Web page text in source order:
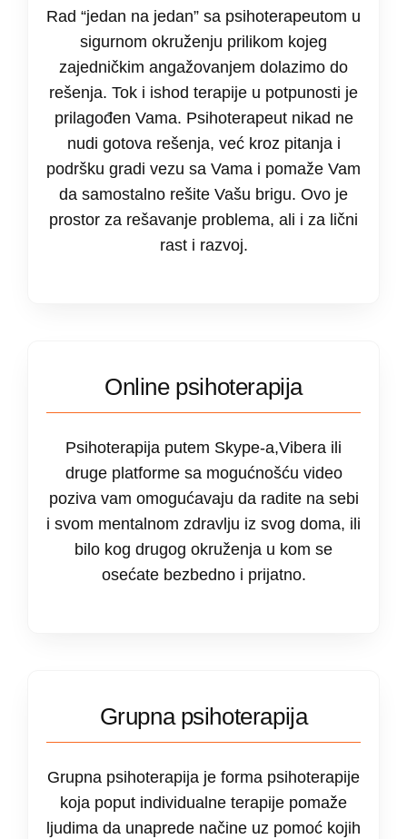
Rad “jedan na jedan” sa psihoterapeutom u
sigurnom okruženju prilikom kojeg
zajedničkim angažovanjem dolazimo do
rešenja. Tok i ishod terapije u potpunosti je
prilagođen Vama. Psihoterapeut nikad ne
nudi gotova rešenja, već kroz pitanja i
podršku gradi vezu sa Vama i pomaže Vam
da samostalno rešite Vašu brigu. Ovo je
prostor za rešavanje problema, ali i za lični
rast i razvoj.
Online psihoterapija
Psihoterapija putem Skype-a,Vibera ili
druge platforme sa mogućnošću video
poziva vam omogućavaju da radite na sebi
i svom mentalnom zdravlju iz svog doma, ili
bilo kog drugog okruženja u kom se
osećate bezbedno i prijatno.
Grupna psihoterapija
Grupna psihoterapija je forma psihoterapije
koja poput individualne terapije pomaže
ljudima da unaprede načine uz pomoć kojih